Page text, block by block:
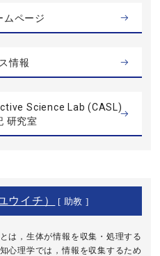
ムページ
情報
Science Lab (CASL)
研究室
イチ） [ 助教 ]
は，生体が情報を収集・処理する
心理学では，情報を収集するため